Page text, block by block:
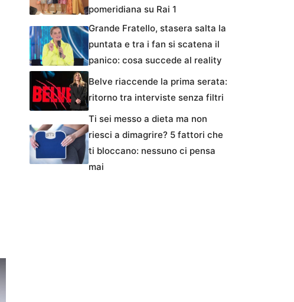
pomeridiana su Rai 1
Grande Fratello, stasera salta la
puntata e tra i fan si scatena il
panico: cosa succede al reality
Belve riaccende la prima serata:
ritorno tra interviste senza filtri
Ti sei messo a dieta ma non
riesci a dimagrire? 5 fattori che
ti bloccano: nessuno ci pensa
mai